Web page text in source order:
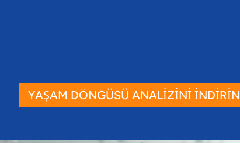
YAŞAM DÖNGÜSÜ ANALİZİNİ İNDİRİN